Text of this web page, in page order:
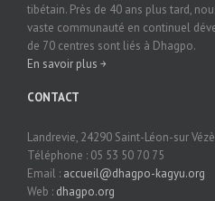
tibétain. Près de 40 ans plus tard,
vaste communauté en continuel
de 70 centres sont liés à Dhagpo.
En savoir plus ￫
CONTACT
Landrevie, 24290 Saint-Léon-sur
Téléphone : 05 53 50 70 75
Email : accueil@dhagpo-kagyu.org
Web : dhagpo.org